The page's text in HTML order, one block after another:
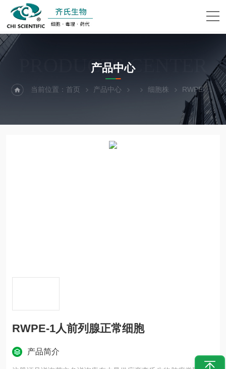
PRODUCTS CENTER
产品中心
当前位置：首页 产品中心 细胞株 RWPE-1人前列腺正常细胞
RWPE-1人前列腺正常细胞
产品简介